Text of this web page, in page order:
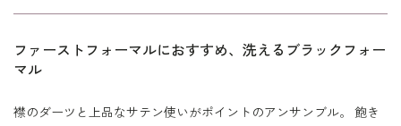
ファーストフォーマルにおすすめ、洗えるブラックフォー
マル
襟のダーツと上品なサテン使いがポイントのアンサンブル。 飽き